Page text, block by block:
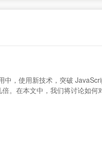
中，使用新技术，突破
。在本文中，我们将讨论如何